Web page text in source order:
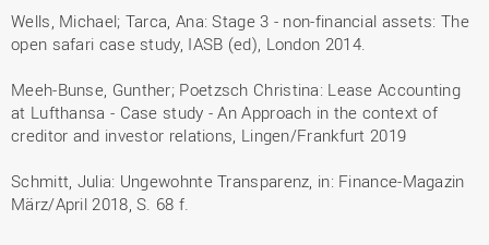
Wells, Michael; Tarca, Ana: Stage 3 - non-financial assets: The
open safari case study, IASB (ed), London 2014.
Meeh-Bunse, Gunther; Poetzsch Christina: Lease Accounting
at Lufthansa - Case study - An Approach in the context of
creditor and investor relations, Lingen/Frankfurt 2019
Schmitt, Julia: Ungewohnte Transparenz, in: Finance-Magazin
März/April 2018, S. 68 f.